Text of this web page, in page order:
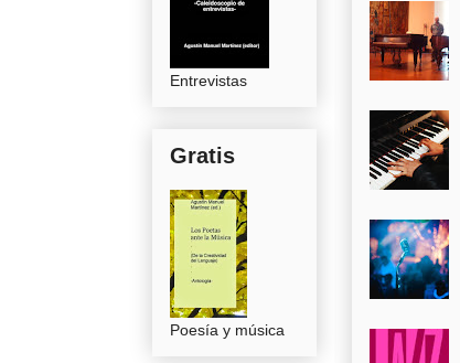
Entrevistas
Gratis
Poesía y música